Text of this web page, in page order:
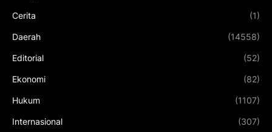
Cerita (1)
Daerah (14558)
Editorial (52)
Ekonomi (82)
Hukum (1107)
Internasional (307)